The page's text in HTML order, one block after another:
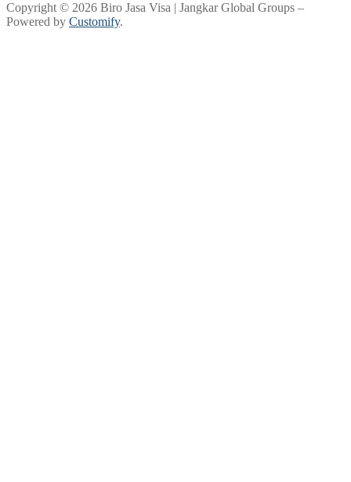
Copyright © 2026 Biro Jasa Visa | Jangkar Global Groups –
Powered by Customify.